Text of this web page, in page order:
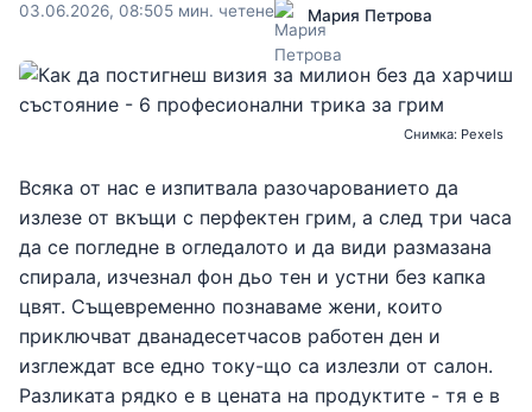
03.06.2026, 08:505 мин. четене Мария Петрова
Снимка: Pexels
Всяка от нас е изпитвала разочарованието да
излезе от вкъщи с перфектен грим, а след три часа
да се погледне в огледалото и да види размазана
спирала, изчезнал фон дьо тен и устни без капка
цвят. Същевременно познаваме жени, които
приключват дванадесетчасов работен ден и
изглеждат все едно току-що са излезли от салон.
Разликата рядко е в цената на продуктите - тя е в